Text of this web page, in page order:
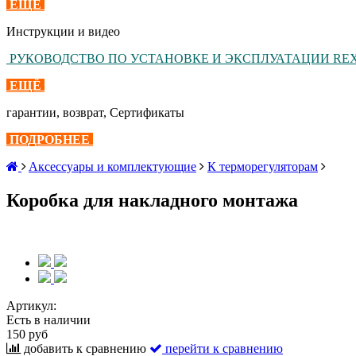
ЕЩЁ
Инструкции и видео
РУКОВОДСТВО ПО УСТАНОВКЕ И ЭКСПЛУАТАЦИИ
ЕЩЁ
гарантии, возврат, Сертификаты
ПОДРОБНЕЕ
Aксессуары и комплектующие
К терморегуляторам
Коробка для накладного монтажа
Артикул:
Есть в наличии
150 руб
добавить к сравнению
перейти к сравнению